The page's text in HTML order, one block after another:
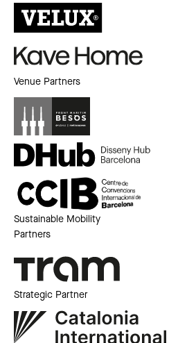
Venue Partners
Sustainable Mobility
Partners
Strategic Partner